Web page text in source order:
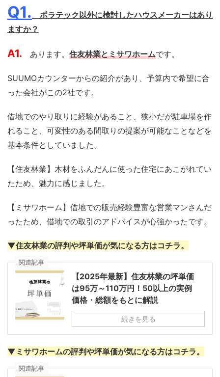
Q1.
ポラテック以外に検討したハウスメーカーはあり
ますか？
A1. あります。 住友林業とミサワホームです。
SUUMOカウンターからの紹介があり、予算内で希望に合
った会社がこの2社です。
借地でのやり取りに経験があること、狭小だが駐車場を作
れること、可変性のある間取りの提案が可能なことなどを
基本条件としていました。
【住友林業】木材をふんだんに使った住宅にあこがれてい
たため、魅力に感じました。
【ミサワホーム】借地での販売経験豊富な営業マンさんだ
ったため、借地での取引のアドバイスが心強かったです。
▼住友林業の評判や坪単価が気になる方はコチラ。
関連記事
【2025年最新】住友林業の坪単価
は95万～110万円！50以上の実例
価格・総額をもとに解説
続きを見る
▼ミサワホームの評判や坪単価が気になる方はコチラ。
関連記事